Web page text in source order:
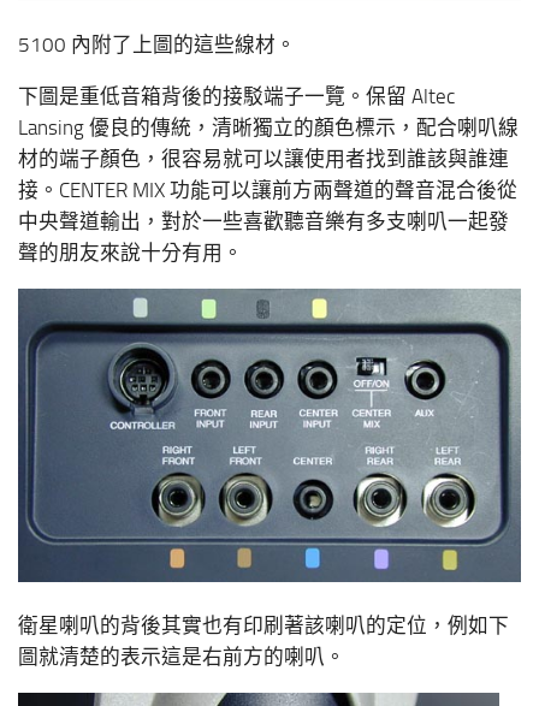
5100 內附了上圖的這些線材。
下圖是重低音箱背後的接駁端子一覽。保留 Altec
Lansing 優良的傳統，清晰獨立的顏色標示，配合喇叭線
材的端子顏色，很容易就可以讓使用者找到誰該與誰連
接。CENTER MIX 功能可以讓前方兩聲道的聲音混合後從
中央聲道輸出，對於一些喜歡聽音樂有多支喇叭一起發
聲的朋友來說十分有用。
衛星喇叭的背後其實也有印刷著該喇叭的定位，例如下
圖就清楚的表示這是右前方的喇叭。